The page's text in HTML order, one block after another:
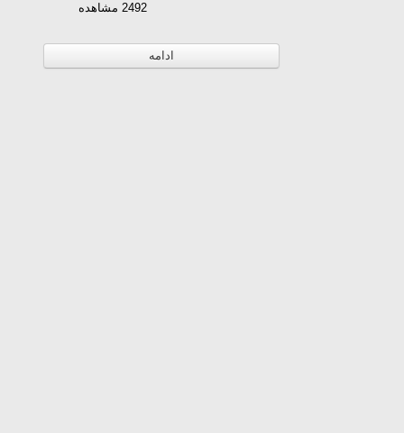
2492 مشاهده
ادامه